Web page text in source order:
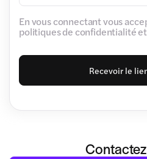
En vous connectant vous
politiques de confidentialité et
Recevoir le